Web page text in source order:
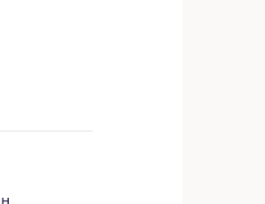
собака. Люблю путешествовать,